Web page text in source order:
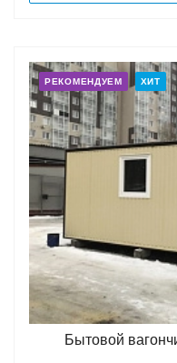
РЕКОМЕНДУЕМ ХИТ
Бытовой